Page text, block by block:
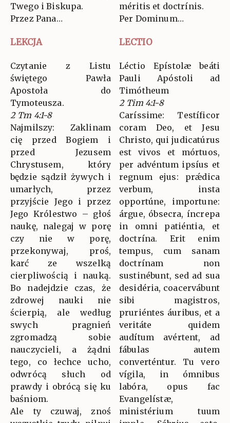
Twego i Biskupa.
Przez Pana…
méritis et doctrínis.
Per Dominum…
LEKCJA LECTIO
Czytanie z Listu
świętego Pawła
Apostoła do
Tymoteusza.
2 Tm 4:1-8
Najmilszy: Zaklinam
cię przed Bogiem i
przed Jezusem
Chrystusem, który
będzie sądził żywych i
umarłych, przez
przyjście Jego i przez
Jego Królestwo – głoś
naukę, nalegaj w porę
czy nie w porę,
przekonywaj, proś,
karć ze wszelką
cierpliwością i nauką.
Bo nadejdzie czas, że
zdrowej nauki nie
ścierpią, ale według
swych pragnień
zgromadzą sobie
nauczycieli, a żądni
tego, co łechce ucho,
odwrócą słuch od
prawdy i obrócą się ku
baśniom.
Ale ty czuwaj, znoś
Léctio Epístolæ beáti
Pauli Apóstoli ad
Timótheum
2 Tim 4:1-8
Caríssime: Testíficor
coram Deo, et Jesu
Christo, qui judicatúrus
est vivos et mórtuos,
per advéntum ipsíus et
regnum ejus: prǽdica
verbum, insta
opportúne, importune:
árgue, óbsecra, íncrepa
in omni patiéntia, et
doctrína. Erit enim
tempus, cum sanam
doctrínam non
sustinébunt, sed ad sua
desidéria, coacervábunt
sibi magistros,
pruriéntes áuribus, et a
veritáte quidem
audítum avértent, ad
fábulas autem
converténtur. Tu vero
vígila, in ómnibus
labóra, opus fac
Evangelístæ,
ministérium tuum